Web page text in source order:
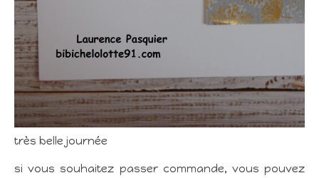
très belle journée
si vous souhaitez passer commande, vous pouvez